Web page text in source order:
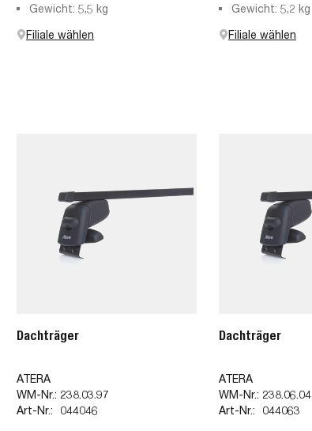
Gewicht: 5,5 kg
Filiale wählen
Gewicht: 5,2 kg
Filiale wählen
Dachträger
ATERA
WM-Nr.: 238.03.97
Art-Nr.:
044046
Dachträger
ATERA
WM-Nr.: 238.06.04
Art-Nr.:
044063